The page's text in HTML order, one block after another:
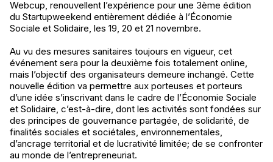
Webcup, renouvellent l’expérience pour une 3ème édition
du Startupweekend entièrement dédiée à l’Économie
Sociale et Solidaire, les 19, 20 et 21 novembre.
Au vu des mesures sanitaires toujours en vigueur, cet
événement sera pour la deuxième fois totalement online,
mais l’objectif des organisateurs demeure inchangé. Cette
nouvelle édition va permettre aux porteuses et porteurs
d’une idée s’inscrivant dans le cadre de l’Économie Sociale
et Solidaire, c’est-à-dire, dont les activités sont fondées sur
des principes de gouvernance partagée, de solidarité, de
finalités sociales et sociétales, environnementales,
d’ancrage territorial et de lucrativité limitée; de se confronter
au monde de l’entrepreneuriat.